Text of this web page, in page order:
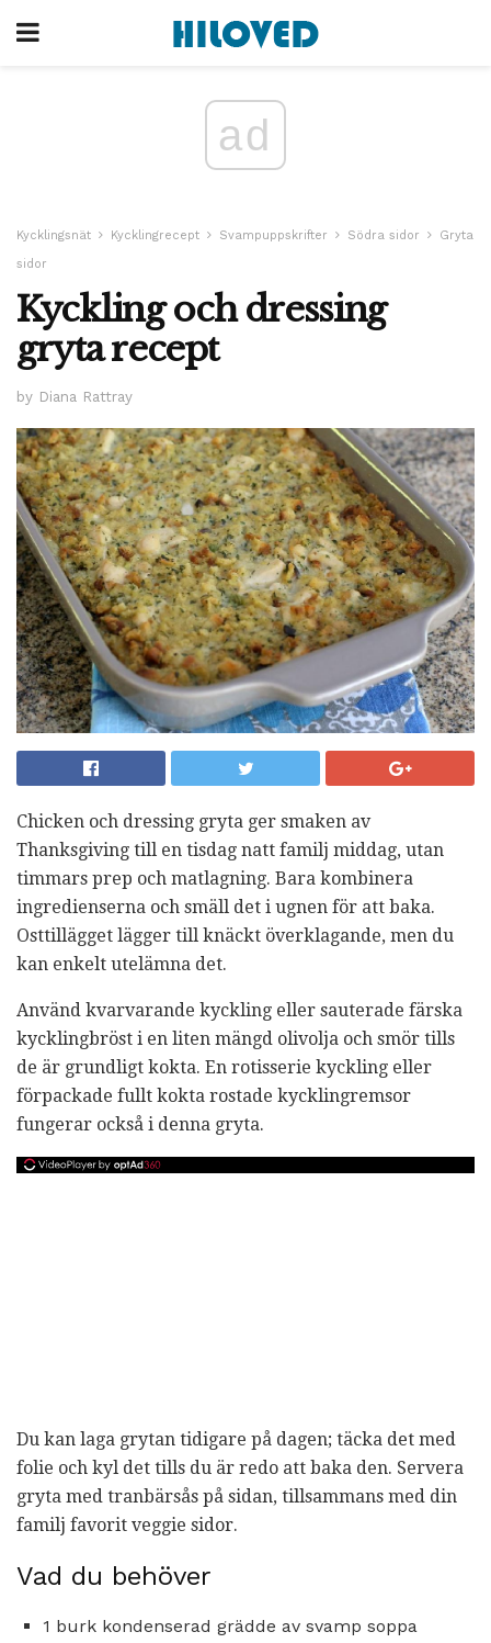
ad
Kycklingsnät Kycklingrecept Svampuppskrifter Södra sidor
Gryta
sidor
Kyckling och dressing
gryta recept
by Diana Rattray
Chicken och dressing gryta ger smaken av
Thanksgiving till en tisdag natt familj middag, utan
timmars prep och matlagning. Bara kombinera
ingredienserna och smäll det i ugnen för att baka.
Osttillägget lägger till knäckt överklagande, men du
kan enkelt utelämna det.
Använd kvarvarande kyckling eller sauterade färska
kycklingbröst i en liten mängd olivolja och smör tills
de är grundligt kokta. En rotisserie kyckling eller
förpackade fullt kokta rostade kycklingremsor
fungerar också i denna gryta.
Du kan laga grytan tidigare på dagen; täcka det med
folie och kyl det tills du är redo att baka den. Servera
gryta med tranbärsås på sidan, tillsammans med din
familj favorit veggie sidor.
Vad du behöver
1 burk kondenserad grädde av svamp soppa